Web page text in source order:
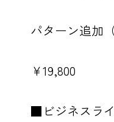
パターン追加
￥19,800
■ビジネスラ